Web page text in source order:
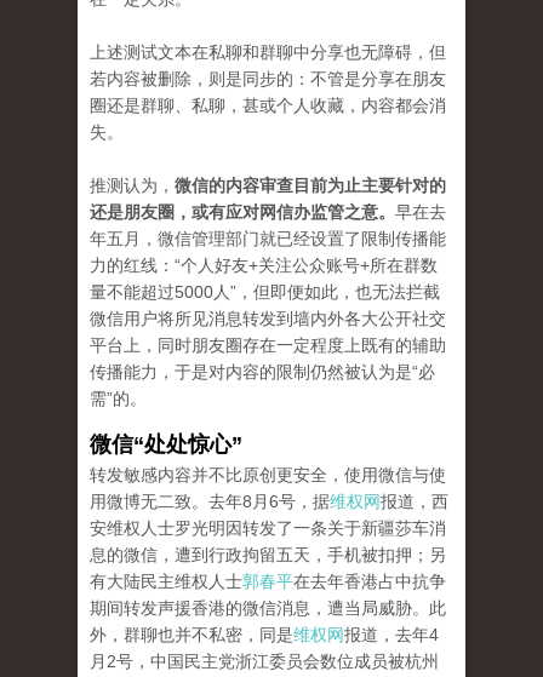
上述测试文本在私聊和群聊中分享也无障碍，但
若内容被删除，则是同步的：不管是分享在朋友
圈还是群聊、私聊，甚或个人收藏，内容都会消
失。
推测认为， 微信的内容审查目前为止主要针对的
还是朋友圈，或有应对网信办监管之意。 早在去
年五月，微信管理部门就已经设置了限制传播能
力的红线：“个人好友+关注公众账号+所在群数
量不能超过5000人”，但即便如此，也无法拦截
微信用户将所见消息转发到墙内外各大公开社交
平台上，同时朋友圈存在一定程度上既有的辅助
传播能力，于是对内容的限制仍然被认为是“必
需”的。
微信“处处惊心”
转发敏感内容并不比原创更安全，使用微信与使
用微博无二致。去年8月6号，据维权网报道，西
安维权人士罗光明因转发了一条关于新疆莎车消
息的微信，遭到行政拘留五天，手机被扣押；另
有大陆民主维权人士郭春平在去年香港占中抗争
期间转发声援香港的微信消息，遭当局威胁。此
外，群聊也并不私密，同是维权网报道，去年4
月2号，中国民主党浙江委员会数位成员被杭州